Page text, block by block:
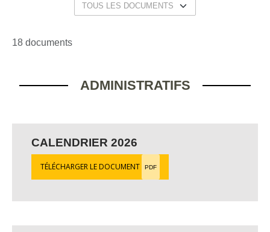
18 documents
ADMINISTRATIFS
CALENDRIER 2026
TÉLÉCHARGER LE DOCUMENT PDF